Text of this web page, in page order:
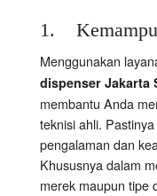
1.
Menggunakan
dispenser Jakarta
membantu Anda
teknisi ahli.
pengalaman dan
Khususnya dalam
merek maupun tipe